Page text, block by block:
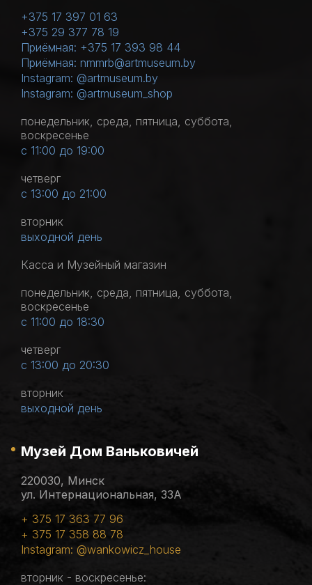
+375 17 397 01 63
+375 29 377 78 19
Приёмная: +375 17 393 98 44
Приёмная: nmmrb@artmuseum.by
Instagram: @artmuseum.by
Instagram: @artmuseum_shop
понедельник, среда, пятница, суббота,
воскресенье
с 11:00 до 19:00
четверг
с 13:00 до 21:00
вторник
выходной день
Касса и Музейный магазин
понедельник, среда, пятница, суббота,
воскресенье
с 11:00 до 18:30
четверг
с 13:00 до 20:30
вторник
выходной день
Музей Дом Ваньковичей
220030, Минск
ул. Интернациональная, 33А
+ 375 17 363 77 96
+ 375 17 358 88 78
Instagram: @wankowicz_house
вторник - воскресенье: